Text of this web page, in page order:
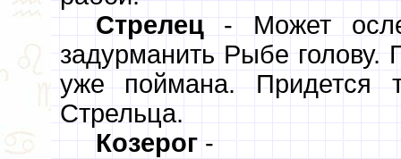
Стрелец- Может
задурманить Рыбе голову.
уже поймана. Придется
Стрельца.
Козерог-